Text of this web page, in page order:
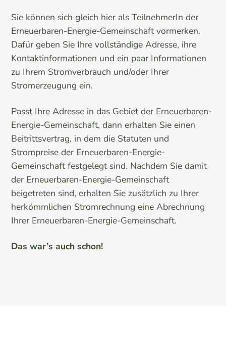
Sie können sich gleich hier als TeilnehmerIn der
Erneuerbaren-Energie-Gemeinschaft vormerken.
Dafür geben Sie Ihre vollständige Adresse, ihre
Kontaktinformationen und ein paar Informationen
zu Ihrem Stromverbrauch und/oder Ihrer
Stromerzeugung ein.
Passt Ihre Adresse in das Gebiet der Erneuerbaren-
Energie-Gemeinschaft, dann erhalten Sie einen
Beitrittsvertrag, in dem die Statuten und
Strompreise der Erneuerbaren-Energie-
Gemeinschaft festgelegt sind. Nachdem Sie damit
der Erneuerbaren-Energie-Gemeinschaft
beigetreten sind, erhalten Sie zusätzlich zu Ihrer
herkömmlichen Stromrechnung eine Abrechnung
Ihrer Erneuerbaren-Energie-Gemeinschaft.
Das war’s auch schon!